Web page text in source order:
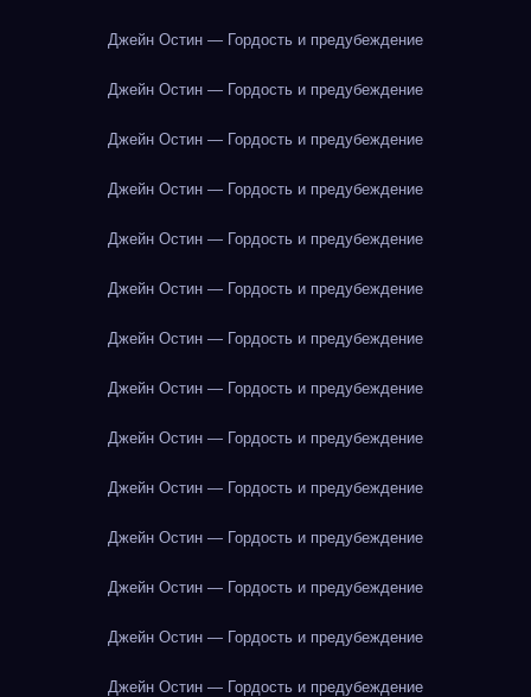
Джейн Остин — Гордость и предубеждение
Джейн Остин — Гордость и предубеждение
Джейн Остин — Гордость и предубеждение
Джейн Остин — Гордость и предубеждение
Джейн Остин — Гордость и предубеждение
Джейн Остин — Гордость и предубеждение
Джейн Остин — Гордость и предубеждение
Джейн Остин — Гордость и предубеждение
Джейн Остин — Гордость и предубеждение
Джейн Остин — Гордость и предубеждение
Джейн Остин — Гордость и предубеждение
Джейн Остин — Гордость и предубеждение
Джейн Остин — Гордость и предубеждение
Джейн Остин — Гордость и предубеждение